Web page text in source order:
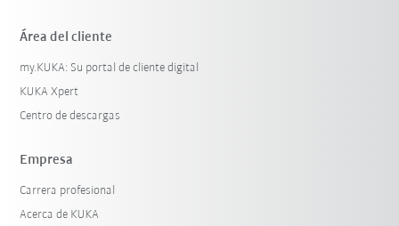
Área del cliente
my.KUKA: Su portal de cliente digital
KUKA Xpert
Centro de descargas
Empresa
Carrera profesional
Acerca de KUKA